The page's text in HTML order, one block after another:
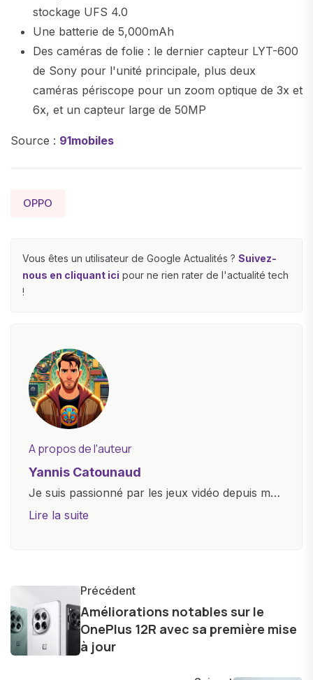
stockage UFS 4.0
Une batterie de 5,000mAh
Des caméras de folie : le dernier capteur LYT-600
de Sony pour l'unité principale, plus deux
caméras périscope pour un zoom optique de 3x et
6x, et un capteur large de 50MP
Source : 91mobiles
OPPO
Vous êtes un utilisateur de Google Actualités ? Suivez-
nous en cliquant ici pour ne rien rater de l'actualité tech
!
A propos de l'auteur
Yannis Catounaud
Je suis passionné par les jeux vidéo depuis mon
plus jeune âge. Mon amour pour l'univers
et bien d'autres gadgets technologiques. Armé
d'une curiosité insatiable, j'aime dévoiler les
dernières tendances et innovations, partageant
avec enthousiasme mes découvertes avec la
Lire la suite
Précédent
Améliorations notables sur le
OnePlus 12R avec sa première mise
à jour